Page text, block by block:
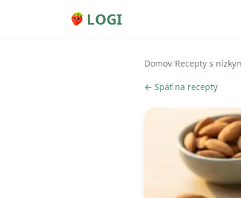
LOGI
Domov/Recepty s
← Späť na recepty